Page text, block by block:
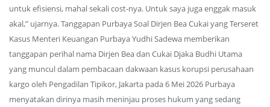
untuk efisiensi, mahal sekali cost-nya. Untuk saya juga enggak masuk
akal,” ujarnya. Tanggapan Purbaya Soal Dirjen Bea Cukai yang Terseret
Kasus Menteri Keuangan Purbaya Yudhi Sadewa memberikan
tanggapan perihal nama Dirjen Bea dan Cukai Djaka Budhi Utama
yang muncul dalam pembacaan dakwaan kasus korupsi perusahaan
kargo oleh Pengadilan Tipikor, Jakarta pada 6 Mei 2026 Purbaya
menyatakan dirinya masih meninjau proses hukum yang sedang